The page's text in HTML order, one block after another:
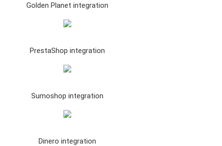
Golden Planet integration
PrestaShop integration
Sumoshop integration
Dinero integration